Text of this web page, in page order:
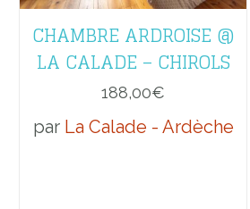
CHAMBRE ARDROISE @
LA CALADE – CHIROLS
188,00€
par La Calade - Ardèche